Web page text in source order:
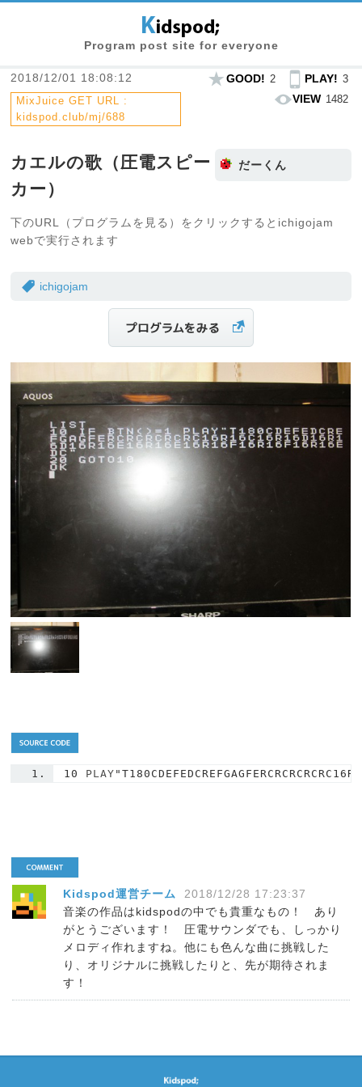
Program post site for everyone
2018/12/01 18:08:12
MixJuice GET URL :
kidspod.club/mj/688
GOOD! 2 PLAY! 3
VIEW 1482
だーくん
カエルの歌（圧電スピー
カー）
下のURL（プログラムを見る）をクリックするとichigojam
webで実行されます
ichigojam
10 PLAY
Kidspod運営チーム
2018/12/28 17:23:37
音楽の作品はkidspodの中でも貴重なもの！ あり
がとうございます！ 圧電サウンダでも、しっかり
メロディ作れますね。他にも色んな曲に挑戦した
り、オリジナルに挑戦したりと、先が期待されま
す！